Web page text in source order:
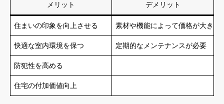
メリット デメリット
住まいの印象を向上させる 素材や機能によって価格が大きく
快適な室内環境を保つ 定期的なメンテナンスが必要
防犯性を高める
住宅の付加価値向上